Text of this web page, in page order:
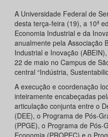
A Universidade Federal de
desta terça-feira (19), a 10ª
Economia Industrial e da
anualmente pela Associação
Industrial e Inovação
22 de maio no Campus de
central “Indústria,
A execução e coordenação
inteiramente encabeçadas
articulação conjunta entre o
(DEE), o Programa de Pós-
(PPGE), o Programa de Pós-